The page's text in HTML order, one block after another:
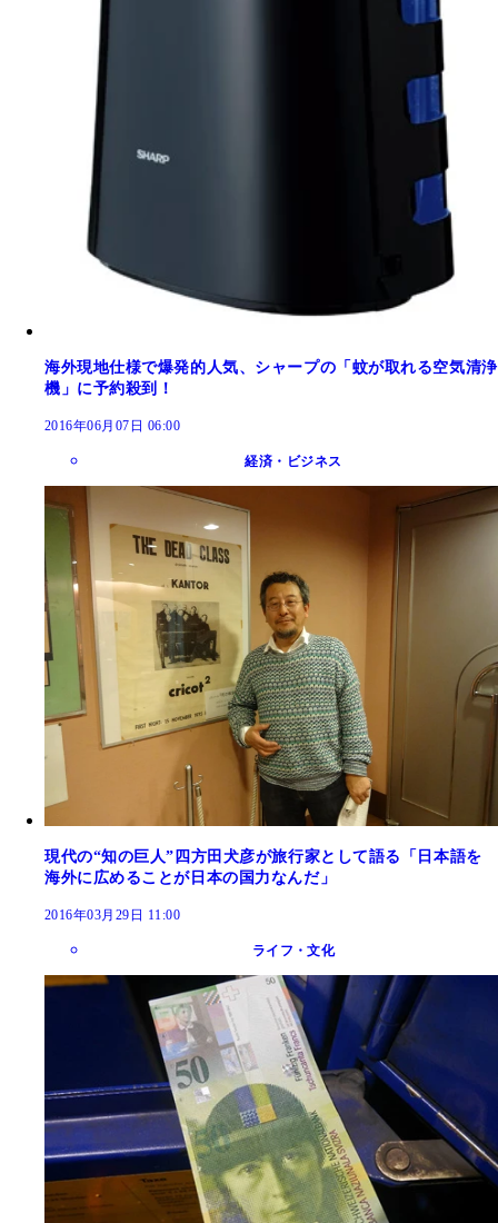
海外現地仕様で爆発的人気、シャープの「蚊が取れる空気清浄
機」に予約殺到！
2016年06月07日 06:00
経済・ビジネス
現代の“知の巨人”四方田犬彦が旅行家として語る「日本語を
海外に広めることが日本の国力なんだ」
2016年03月29日 11:00
ライフ・文化